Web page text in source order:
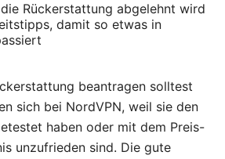
Rückerstattung abgelehnt wird
damit so etwas in
beantragen solltest
sich bei NordVPN, weil sie den
haben oder mit dem Preis-
unzufrieden sind. Die gute